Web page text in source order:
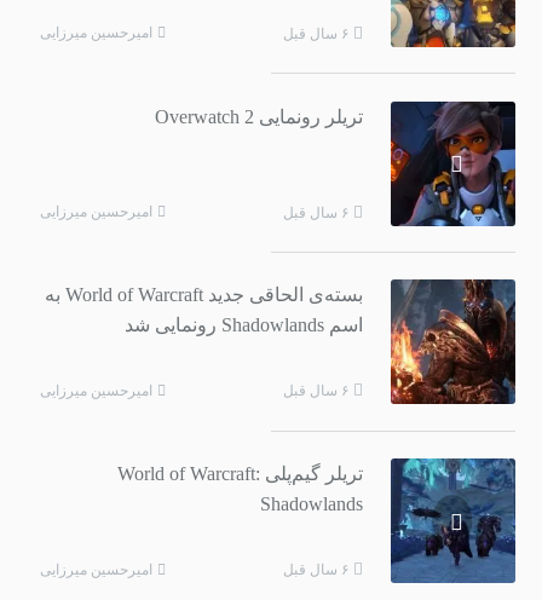
۶ سال قبل امیرحسین میرزایی
تریلر رونمایی Overwatch 2
۶ سال قبل امیرحسین میرزایی
بسته‌ی الحاقی جدید World of Warcraft به
اسم Shadowlands رونمایی شد
۶ سال قبل امیرحسین میرزایی
تریلر گیم‌پلی World of Warcraft:
Shadowlands
۶ سال قبل امیرحسین میرزایی